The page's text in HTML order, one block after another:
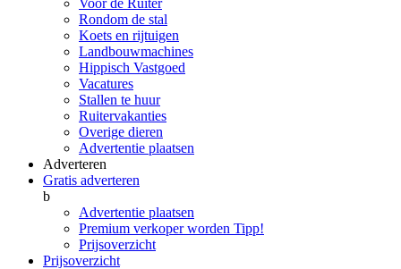
Voor de Ruiter
Rondom de stal
Koets en rijtuigen
Landbouwmachines
Hippisch Vastgoed
Vacatures
Stallen te huur
Ruitervakanties
Overige dieren
Advertentie plaatsen
Adverteren
Gratis adverteren
b
Advertentie plaatsen
Premium verkoper worden Tipp!
Prijsoverzicht
Prijsoverzicht